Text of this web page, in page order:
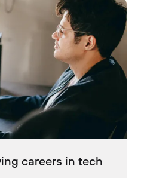
careers in tech